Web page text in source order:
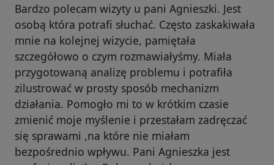
Bardzo polecam wizyty u pani Agnieszki. Jest
osobą która potrafi słuchać. Często zaskakiwała
mnie na kolejnej wizycie, pamiętała
szczegółowo o czym rozmawiałyśmy. Miała
przygotowaną analizę problemu i potrafiła
zilustrować w prosty sposób mechanizm
działania. Pomogło mi to w krótkim czasie
zmienić moje myślenie i przestałam zadręczać
się sprawami ,na które nie miałam
bezpośrednio wpływu. Pani Agnieszka jest